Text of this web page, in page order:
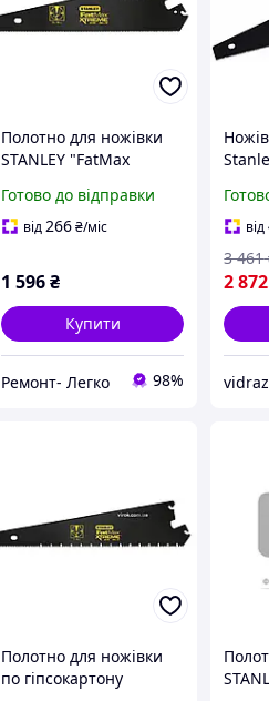
Полотно для ножівки
STANLEY "FatMax
зуб/1", тефлонове
покриття "Blade Armor"
Готово до відправки
від266₴/міс
1 596₴
Купити
Ремонт- Легко 98%
Duty
500
-
від
2 872
3 461
Полотно для ножівки
по гіпсокартону